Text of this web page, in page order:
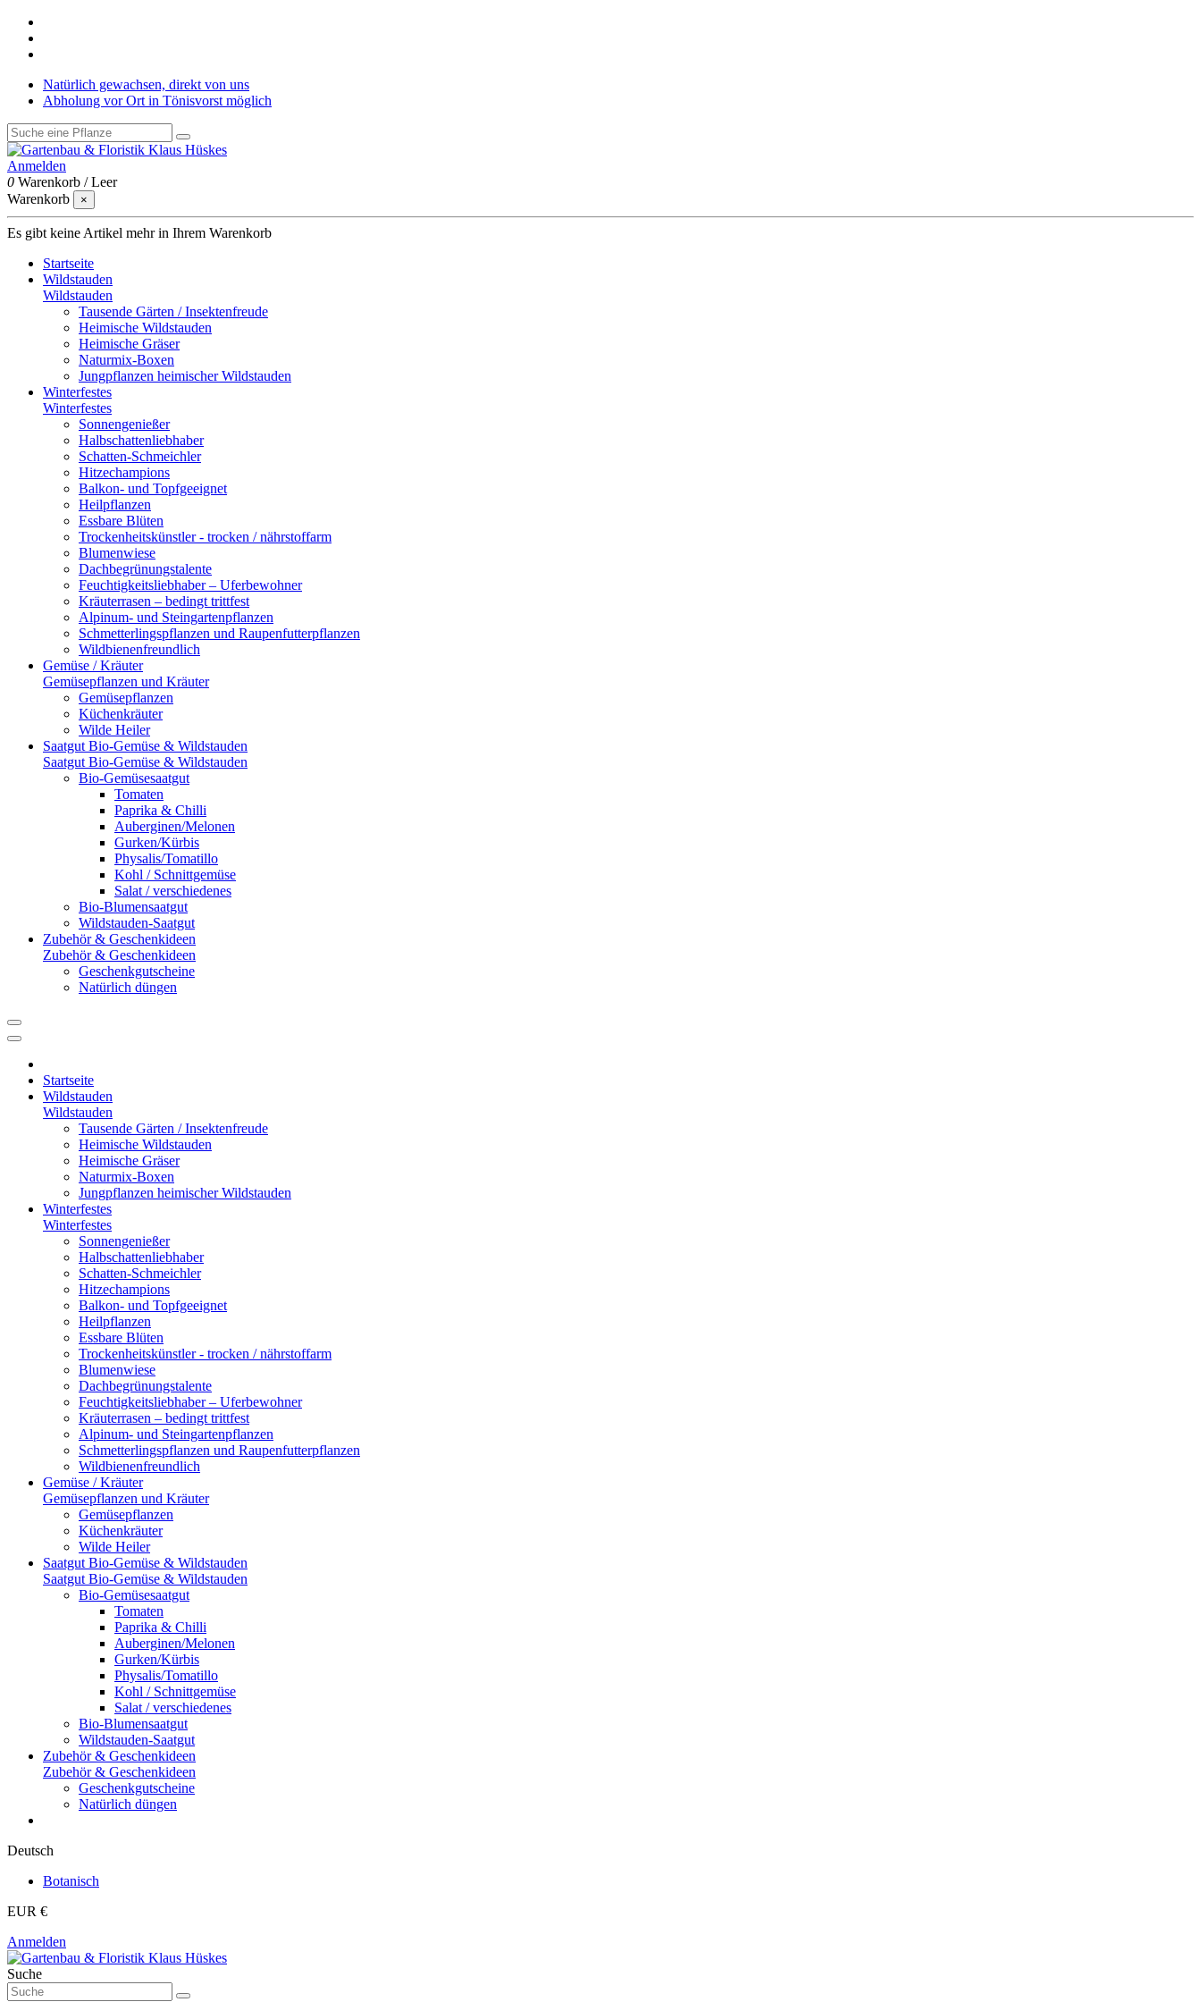
Natürlich gewachsen, direkt von uns
Abholung vor Ort in Tönisvorst möglich
Anmelden
0 Warenkorb /Leer
Warenkorb
×
Es gibt keine Artikel mehr in Ihrem Warenkorb
Startseite
Wildstauden
Wildstauden
Tausende Gärten / Insektenfreude
Heimische Wildstauden
Heimische Gräser
Naturmix-Boxen
Jungpflanzen heimischer Wildstauden
Winterfestes
Winterfestes
Sonnengenießer
Halbschattenliebhaber
Schatten-Schmeichler
Hitzechampions
Balkon- und Topfgeeignet
Heilpflanzen
Essbare Blüten
Trockenheitskünstler - trocken / nährstoffarm
Blumenwiese
Dachbegrünungstalente
Feuchtigkeitsliebhaber – Uferbewohner
Kräuterrasen – bedingt trittfest
Alpinum- und Steingartenpflanzen
Schmetterlingspflanzen und Raupenfutterpflanzen
Wildbienenfreundlich
Gemüse / Kräuter
Gemüsepflanzen und Kräuter
Gemüsepflanzen
Küchenkräuter
Wilde Heiler
Saatgut Bio-Gemüse & Wildstauden
Saatgut Bio-Gemüse & Wildstauden
Bio-Gemüsesaatgut
Tomaten
Paprika & Chilli
Auberginen/Melonen
Gurken/Kürbis
Physalis/Tomatillo
Kohl / Schnittgemüse
Salat / verschiedenes
Bio-Blumensaatgut
Wildstauden-Saatgut
Zubehör & Geschenkideen
Zubehör & Geschenkideen
Geschenkgutscheine
Natürlich düngen
Startseite
Wildstauden
Wildstauden
Tausende Gärten / Insektenfreude
Heimische Wildstauden
Heimische Gräser
Naturmix-Boxen
Jungpflanzen heimischer Wildstauden
Winterfestes
Winterfestes
Sonnengenießer
Halbschattenliebhaber
Schatten-Schmeichler
Hitzechampions
Balkon- und Topfgeeignet
Heilpflanzen
Essbare Blüten
Trockenheitskünstler - trocken / nährstoffarm
Blumenwiese
Dachbegrünungstalente
Feuchtigkeitsliebhaber – Uferbewohner
Kräuterrasen – bedingt trittfest
Alpinum- und Steingartenpflanzen
Schmetterlingspflanzen und Raupenfutterpflanzen
Wildbienenfreundlich
Gemüse / Kräuter
Gemüsepflanzen und Kräuter
Gemüsepflanzen
Küchenkräuter
Wilde Heiler
Saatgut Bio-Gemüse & Wildstauden
Saatgut Bio-Gemüse & Wildstauden
Bio-Gemüsesaatgut
Tomaten
Paprika & Chilli
Auberginen/Melonen
Gurken/Kürbis
Physalis/Tomatillo
Kohl / Schnittgemüse
Salat / verschiedenes
Bio-Blumensaatgut
Wildstauden-Saatgut
Zubehör & Geschenkideen
Zubehör & Geschenkideen
Geschenkgutscheine
Natürlich düngen
Deutsch
Botanisch
EUR €
Anmelden
Suche